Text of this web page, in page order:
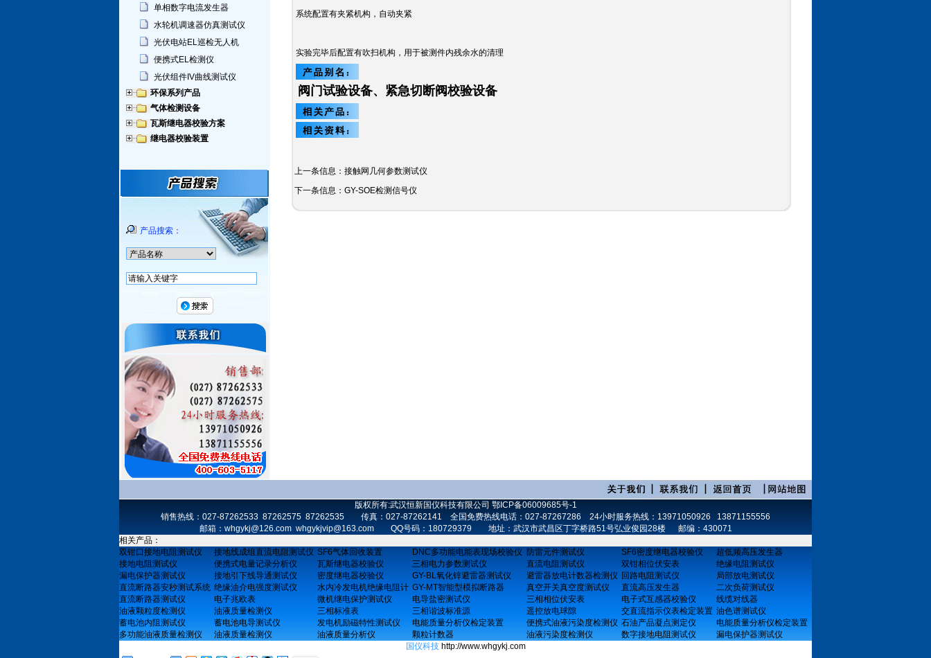
单相数字电流发生器
水轮机调速器仿真测试仪
光伏电站EL巡检无人机
便携式EL检测仪
光伏组件IV曲线测试仪
环保系列产品
气体检测设备
瓦斯继电器校验方案
继电器校验装置
产品搜索：
系统配置有夹紧机构，自动夹紧
实验完毕后配置有吹扫机构，用于被测件内残余水的清理
阀门试验设备、 紧急切断阀校验设备
上一条信息： 接触网几何参数测试仪
下一条信息： GY-SOE检测信号仪
版权所有:武汉恒新国仪科技有限公司 鄂ICP备06009685号-1
销售热线：027-87262533 87262575 87262535 传真：027-87262141 全国免费热线电话：027-87267286 24小时服务热线：13971050926 13871155556
邮箱：whgykj@126.com whgykjvip@163.com QQ号码：180729379 地址：武汉市武昌区丁字桥路51号弘业俊园28楼 邮编：430071
相关产品：
双钳口接地电阻测试仪
接地线成组直流电阻测试仪 SF6气体回收装置 DNC多功能电能表现场校验仪 防雷元件测试仪 SF6密度继电器校验仪
超低频高压发生器
接地电阻测试仪
便携式电量记录分析仪 瓦斯继电器校验仪 三相电力参数测试仪 直流电阻测试仪 双钳相位伏安表
绝缘电阻测试仪
漏电保护器测试仪
接地引下线导通测试仪 密度继电器校验仪 GY-BL氧化锌避雷器测试仪 避雷器放电计数器检测仪 回路电阻测试仪
局部放电测试仪
直流断路器安秒测试系统 绝缘油介电强度测试仪 水内冷发电机绝缘电阻计 GY-MT智能型模拟断路器 真空开关真空度测试仪 直流高压发生器
二次负荷测试仪
直流断路器测试仪
电子兆欧表 微机继电保护测试仪 电导盐密测试仪 三相相位伏安表 电子式互感器校验仪
线缆对线器
油液颗粒度检测仪
油液质量检测仪 三相标准表 三相谐波标准源 遥控放电球隙 交直流指示仪表检定装置 油色谱测试仪
蓄电池内阻测试仪
蓄电池电导测试仪 发电机励磁特性测试仪 电能质量分析仪检定装置 便携式油液污染度检测仪 石油产品凝点测定仪
电能质量分析仪检定装置
多功能油液质量检测仪
油液质量检测仪 油液质量分析仪 颗粒计数器 油液污染度检测仪 数字接地电阻测试仪
漏电保护器测试仪
国仪科技 http://www.whgykj.com